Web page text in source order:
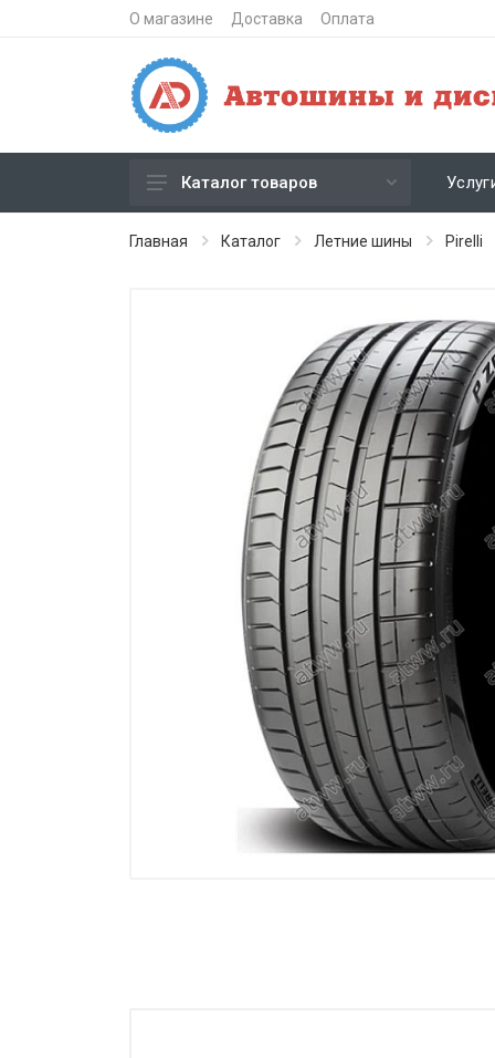
О магазине Доставка Оплата
Зимние шипованные шины
Штампованные диски
Каталог товаров
Главная Каталог Летние шины Pirelli